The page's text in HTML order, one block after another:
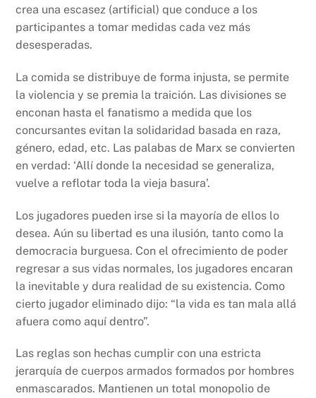
crea una escasez (artificial) que conduce a los
participantes a tomar medidas cada vez más
desesperadas.
La comida se distribuye de forma injusta, se permite
la violencia y se premia la traición. Las divisiones se
enconan hasta el fanatismo a medida que los
concursantes evitan la solidaridad basada en raza,
género, edad, etc. Las palabas de Marx se convierten
en verdad: ‘Allí donde la necesidad se generaliza,
vuelve a reflotar toda la vieja basura’.
Los jugadores pueden irse si la mayoría de ellos lo
desea. Aún su libertad es una ilusión, tanto como la
democracia burguesa. Con el ofrecimiento de poder
regresar a sus vidas normales, los jugadores encaran
la inevitable y dura realidad de su existencia. Como
cierto jugador eliminado dijo: “la vida es tan mala allá
afuera como aquí dentro”.
Las reglas son hechas cumplir con una estricta
jerarquía de cuerpos armados formados por hombres
enmascarados. Mantienen un total monopolio de